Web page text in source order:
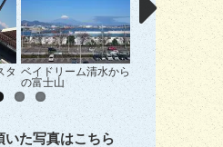
タ ベイドリーム清水から
の富士山
三保松原の富士
いた写真はこちら